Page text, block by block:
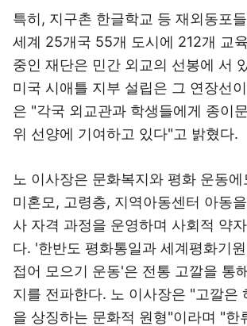
특히, 지구촌 한글학교 등 재외동포
세계 25개국 55개 도시에 212개 교
중인 재단은 민간 외교의 선봉에 서
미국 시애틀 지부 설립은 그 연장선
은 "각국 외교관과 학생들에게 종이
위 선양에 기여하고 있다"고 밝혔다.
노 이사장은 문화복지와 평화 운동
미혼모, 고령층, 지역아동센터 아동
사 자격 과정을 운영하며 사회적 약
다. '한반도 평화통일과 세계평화기
접어 모으기 운동'은 전통 고깔을 통
지를 전파한다. 노 이사장은 "고깔은
을 상징하는 문화적 원형"이라며 "한